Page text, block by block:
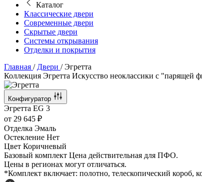
Каталог
Классические двери
Современные двери
Скрытые двери
Системы открывания
Отделки и покрытия
Главная / Двери / Эгретта
Коллекция Эгретта Искусство неоклассики с "парящей
Конфигуратор
Эгретта EG 3
от 29 645 ₽
Отделка Эмаль
Остекление Нет
Цвет Коричневый
Базовый комплект Цена действительная для ПФО.
Цены в регионах могут отличаться.
*Комплект включает: полотно, телескопический короб,